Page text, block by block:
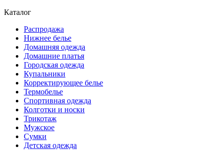
Каталог
Распродажа
Нижнее белье
Домашняя одежда
Домашние платья
Городская одежда
Купальники
Корректирующее белье
Термобелье
Спортивная одежда
Колготки и носки
Трикотаж
Мужское
Сумки
Детская одежда